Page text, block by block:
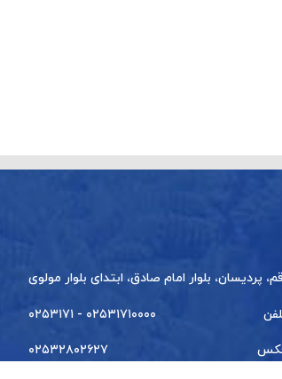
قم، پردیسان، بلوار امام صادق، ابتدای بلوار مولوی
۰۲۵۳۱۷۱۰۰۰۰ - ۰۲۵۳۱۷۱
۰۲۵۳۲۸۰۲۶۲۷